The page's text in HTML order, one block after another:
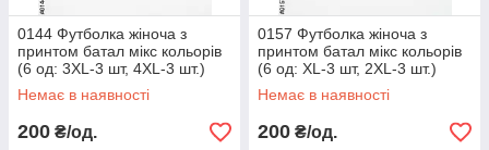
0144 Футболка жіноча з
принтом батал мікс кольорів
(6 од: 3XL-3 шт, 4XL-3 шт.)
Немає в наявності
200 ₴/од.
0157 Футболка жіноча з
принтом батал мікс кольорів
(6 од: XL-3 шт, 2XL-3 шт.)
Немає в наявності
200 ₴/од.